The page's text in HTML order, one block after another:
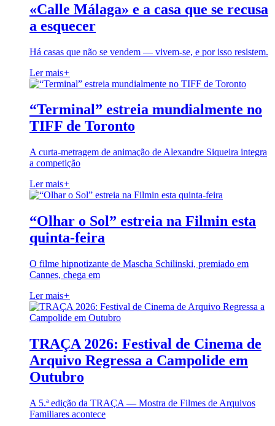
«Calle Málaga» e a casa que se recusa
a esquecer
Há casas que não se vendem — vivem-se, e por isso resistem.
Ler mais+
“Terminal” estreia mundialmente no
TIFF de Toronto
A curta-metragem de animação de Alexandre Siqueira integra
a competição
Ler mais+
“Olhar o Sol” estreia na Filmin esta
quinta-feira
O filme hipnotizante de Mascha Schilinski, premiado em
Cannes, chega em
Ler mais+
TRAÇA 2026: Festival de Cinema de
Arquivo Regressa a Campolide em
Outubro
A 5.ª edição da TRAÇA — Mostra de Filmes de Arquivos
Familiares acontece